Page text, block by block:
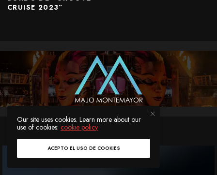
CRUISE 2023”
Our site uses cookies. Learn more about our
use of cookies:cookie policy
ACEPTO EL USO DE COOKIES